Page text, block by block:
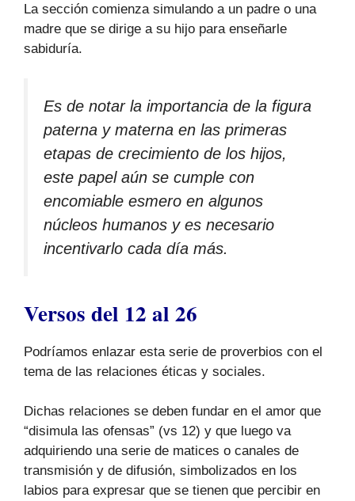
La sección comienza simulando a un padre o una
madre que se dirige a su hijo para enseñarle
sabiduría.
Es de notar la importancia de la figura
paterna y materna en las primeras
etapas de crecimiento de los hijos,
este papel aún se cumple con
encomiable esmero en algunos
núcleos humanos y es necesario
incentivarlo cada día más.
Versos del 12 al 26
Podríamos enlazar esta serie de proverbios con el
tema de las relaciones éticas y sociales.
Dichas relaciones se deben fundar en el amor que
“disimula las ofensas” (vs 12) y que luego va
adquiriendo una serie de matices o canales de
transmisión y de difusión, simbolizados en los
labios para expresar que se tienen que percibir en